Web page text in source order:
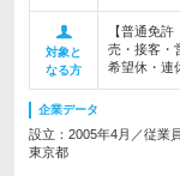
対象と
なる方
【普通免
売・接客・
希望休・連
企業データ
設立：2005年4月／従業
東京都